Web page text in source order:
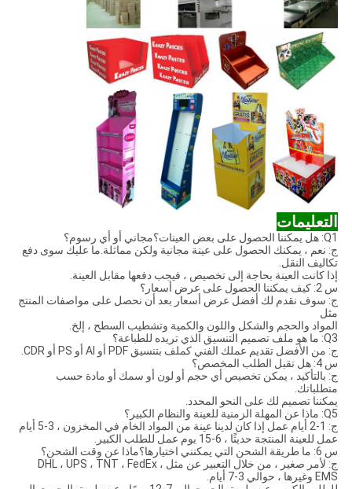
التعليمات
Q1: هل يمكننا الحصول على بعض العينات؟مجاني أو أي رسوم؟
ج: نعم ، يمكنك الحصول على عينة مجانية ولكن مماثلة.ما عليك سوى دفع
تكاليف النقل.
إذا كانت العينة بحاجة إلى تخصيص ، فيجب دفعها مقابل العينة.
س 2: كيف يمكننا الحصول على عرض أسعار؟
ج: سوف نقدم لك أفضل عرض أسعار بعد أن نحصل على مواصفات المنتج
مثل
المواد والحجم والشكل واللون والكمية وتشطيب السطح ، إلخ.
Q3: ما هو ملف تصميم التنسيق الذي تريده للطباعة؟
ج: من الأفضل تقديم عملك الفني كملف بتنسيق PDF أو AI أو PS أو CDR.
س 4: هل تقبل الطلب المخصص؟
ج: بالتأكيد ، يمكن تخصيص أي حجم أو لون أو سمك أو مادة حسب
متطلباتك.
يمكننا تصميم لك على النحو المحدد.
Q5: ماذا عن المهلة الزمنية للعينة والنظام الكبير؟
ج: 1-2 أيام عمل إذا كان لدينا عينة من المواد الخام في المخزون ، 3-5 أيام
عمل للعينة المنتجة حديثًا ، 6-15 يوم عمل للطلب الكبير.
س 6: ما طريقة الشحن التي يمكنني اختيارها؟ماذا عن وقت الشحن؟
ج: لأمر صغير ، من خلال التعبير عن مثل DHL ، UPS ، TNT ، FedEx ،
EMS وغيرها ، حوالي 3-7 أيام.